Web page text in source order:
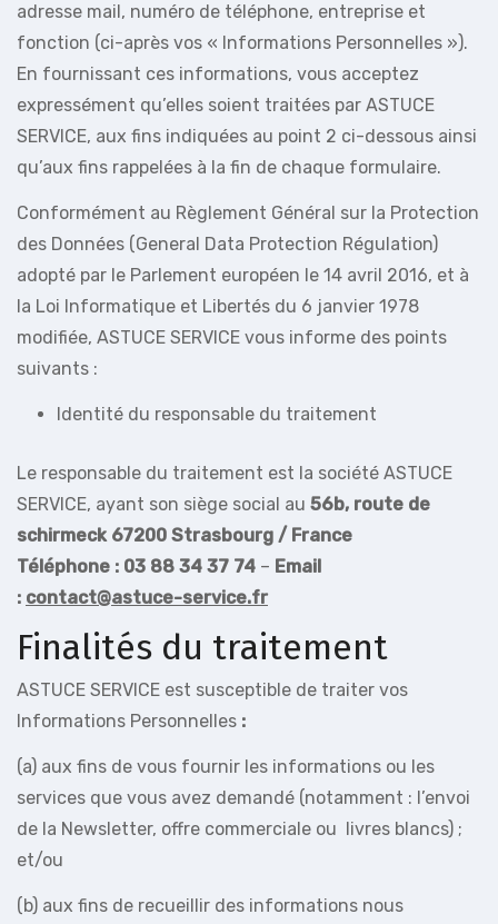
adresse mail, numéro de téléphone, entreprise et
fonction (ci-après vos « Informations Personnelles »).
En fournissant ces informations, vous acceptez
expressément qu’elles soient traitées par ASTUCE
SERVICE, aux fins indiquées au point 2 ci-dessous ainsi
qu’aux fins rappelées à la fin de chaque formulaire.
Conformément au Règlement Général sur la Protection
des Données (General Data Protection Régulation)
adopté par le Parlement européen le 14 avril 2016, et à
la Loi Informatique et Libertés du 6 janvier 1978
modifiée, ASTUCE SERVICE vous informe des points
suivants :
Identité du responsable du traitement
Le responsable du traitement est la société ASTUCE
SERVICE, ayant son siège social au 56b, route de
schirmeck 67200 Strasbourg / France
Téléphone : 03 88 34 37 74 – Email
: contact@astuce-service.fr
Finalités du traitement
ASTUCE SERVICE est susceptible de traiter vos
Informations Personnelles :
(a) aux fins de vous fournir les informations ou les
services que vous avez demandé (notamment : l’envoi
de la Newsletter, offre commerciale ou livres blancs) ;
et/ou
(b) aux fins de recueillir des informations nous